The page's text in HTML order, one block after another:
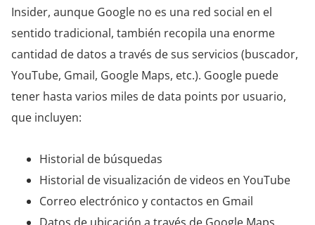
Insider, aunque Google no es una red social en el
sentido tradicional, también recopila una enorme
cantidad de datos a través de sus servicios (buscador,
YouTube, Gmail, Google Maps, etc.). Google puede
tener hasta varios miles de data points por usuario,
que incluyen:
Historial de búsquedas
Historial de visualización de videos en YouTube
Correo electrónico y contactos en Gmail